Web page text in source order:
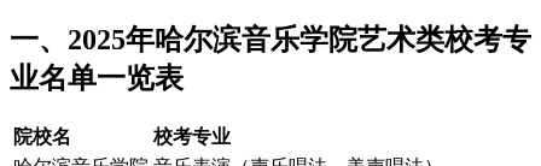
一、2025年哈尔滨音乐学院艺术类校考专
业名单一览表
院校名
校考专业